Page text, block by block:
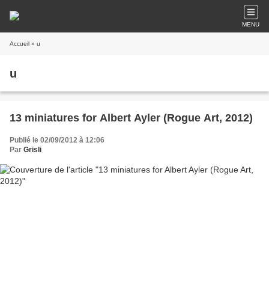
MENU
Accueil » u
u
13 miniatures for Albert Ayler (Rogue Art, 2012)
Publié le 02/09/2012 à 12:06
Par Grisli